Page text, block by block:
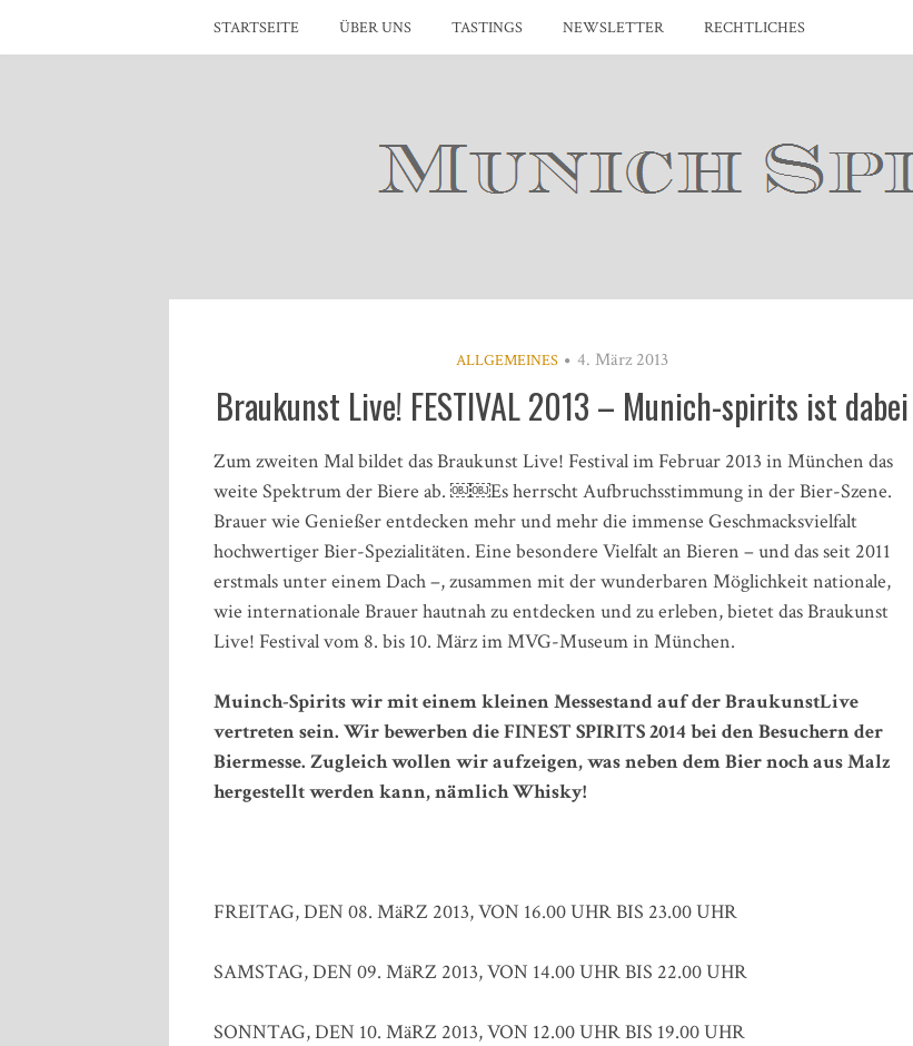
STARTSEITE ÜBER UNS TASTINGS NEWSLETTER RECHTLICHES
ALLGEMEINES 4. März 2013
Braukunst Live! FESTIVAL 2013 – Munich-spirits ist dabei
Zum zweiten Mal bildet das Braukunst Live! Festival im Februar 2013 in München das
weite Spektrum der Biere ab. ￼￼Es herrscht Aufbruchsstimmung in der Bier-Szene.
Brauer wie Genießer entdecken mehr und mehr die immense Geschmacksvielfalt
hochwertiger Bier-Spezialitäten. Eine besondere Vielfalt an Bieren – und das seit 2011
erstmals unter einem Dach –, zusammen mit der wunderbaren Möglichkeit nationale,
wie internationale Brauer hautnah zu entdecken und zu erleben, bietet das Braukunst
Live! Festival vom 8. bis 10. März im MVG-Museum in München.
Muinch-Spirits wir mit einem kleinen Messestand auf der BraukunstLive
vertreten sein. Wir bewerben die FINEST SPIRITS 2014 bei den Besuchern der
Biermesse. Zugleich wollen wir aufzeigen, was neben dem Bier noch aus Malz
hergestellt werden kann, nämlich Whisky!
FREITAG, DEN 08. MäRZ 2013, VON 16.00 UHR BIS 23.00 UHR
SAMSTAG, DEN 09. MäRZ 2013, VON 14.00 UHR BIS 22.00 UHR
SONNTAG, DEN 10. MäRZ 2013, VON 12.00 UHR BIS 19.00 UHR